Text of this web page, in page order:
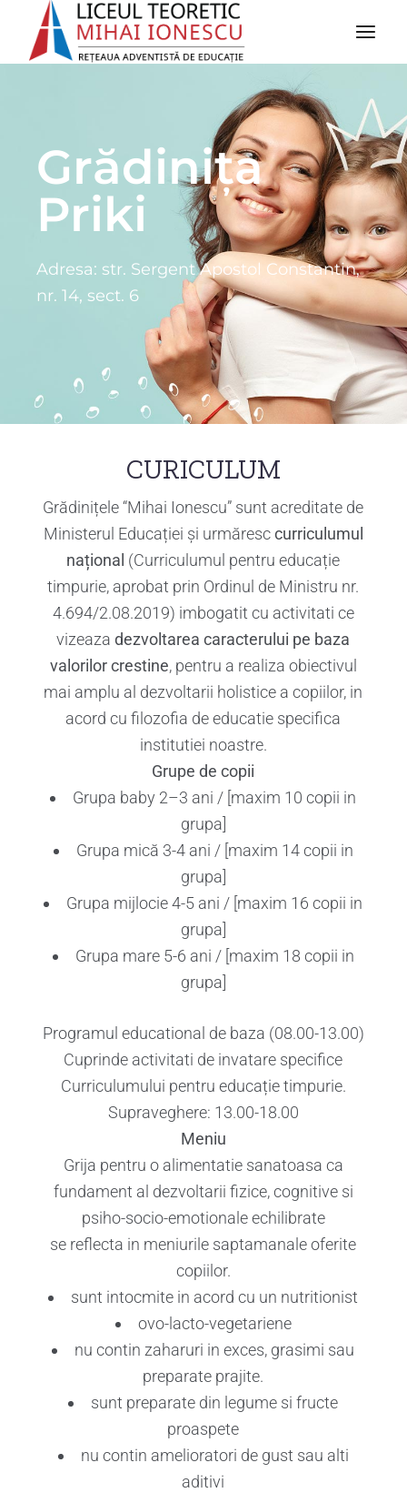
Grădinița
Priki
Adresa: str. Sergent Apostol Constantin,
nr. 14, sect. 6
CURICULUM
Grădinițele “Mihai Ionescu” sunt acreditate de
Ministerul Educației și urmăresccurriculumul
național (Curriculumul pentru educație
timpurie, aprobat prin Ordinul de Ministru nr.
4.694/2.08.2019) imbogatit cu activitati ce
vizeazadezvoltarea caracterului pe baza
valorilor crestine, pentru a realiza obiectivul
mai amplu al dezvoltarii holistice a copiilor, in
acord cu filozofia de educatie specifica
institutiei noastre.
Grupe de copii
Grupa baby 2–3 ani / [maxim 10 copii in
grupa]
Grupa mică 3-4 ani / [maxim 14 copii in
grupa]
Grupa mijlocie 4-5 ani / [maxim 16 copii in
grupa]
Grupa mare 5-6 ani / [maxim 18 copii in
grupa]
Programul educational de baza (08.00-13.00)
Cuprinde activitati de invatare specifice
Curriculumului pentru educație timpurie.
Supraveghere: 13.00-18.00
Meniu
Grija pentru o alimentatie sanatoasa ca
fundament al dezvoltarii fizice, cognitive si
psiho-socio-emotionale echilibrate
se reflecta in meniurile saptamanale oferite
copiilor.
sunt intocmite in acord cu un nutritionist
ovo-lacto-vegetariene
nu contin zaharuri in exces, grasimi sau
preparate prajite.
sunt preparate din legume si fructe
proaspete
nu contin amelioratori de gust sau alti
aditivi